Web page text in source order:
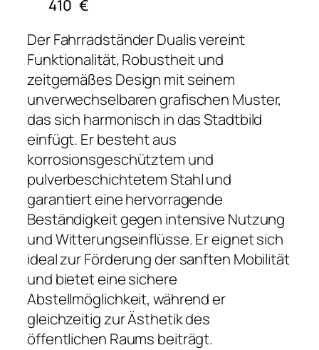
410 €
Der Fahrradständer Dualis vereint
Funktionalität, Robustheit und
zeitgemäßes Design mit seinem
unverwechselbaren grafischen Muster,
das sich harmonisch in das Stadtbild
einfügt. Er besteht aus
korrosionsgeschütztem und
pulverbeschichtetem Stahl und
garantiert eine hervorragende
Beständigkeit gegen intensive Nutzung
und Witterungseinflüsse. Er eignet sich
ideal zur Förderung der sanften Mobilität
und bietet eine sichere
Abstellmöglichkeit, während er
gleichzeitig zur Ästhetik des
öffentlichen Raums beiträgt.